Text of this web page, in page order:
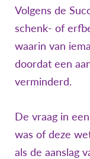
Volgens de
schenk- of
waarin van
doordat een
verminderd.
De vraag in
was of deze
als de aanslag